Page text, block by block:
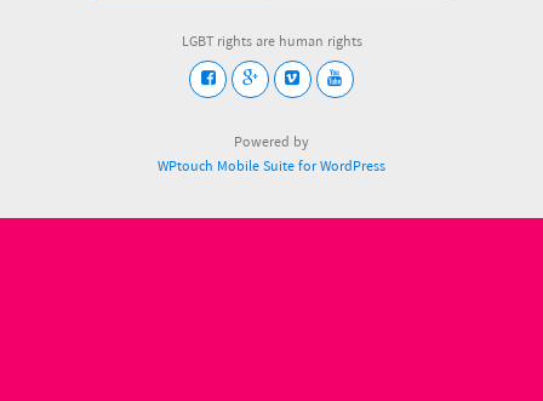
LGBT rights are human rights
Powered by
WPtouch Mobile Suite for WordPress